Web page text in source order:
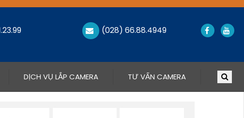
(028) 66.88.4949
DỊCH VỤ LẮP CAMERA TƯ VẤN CAMERA